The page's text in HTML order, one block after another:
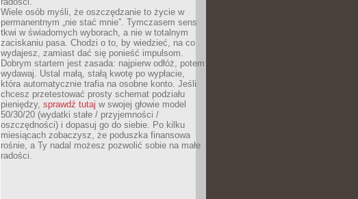
Wiele osób myśli, że oszczędzanie to życie w
permanentnym „nie stać mnie”. Tymczasem sens
tkwi w świadomych wyborach, a nie w totalnym
zaciskaniu pasa. Chodzi o to, by wiedzieć, na co
wydajesz, zamiast dać się ponieść impulsom.
Dobrym startem jest zasada: najpierw odłóż, potem
wydawaj. Ustal małą, stałą kwotę po wypłacie,
która automatycznie trafia na osobne konto. Jeśli
chcesz przetestować prosty schemat podziału
pieniędzy, sprawdź tutaj w swojej głowie model
50/30/20 (wydatki stałe / przyjemności /
oszczędności) i dopasuj go do siebie. Po kilku
miesiącach zobaczysz, że poduszka finansowa
rośnie, a Ty nadal możesz pozwolić sobie na małe
radości.